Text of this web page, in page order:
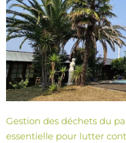
Gestion des déchets du
essentielle pour lutter